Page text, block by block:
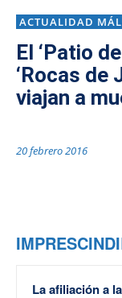
ACTUALIDAD
El ‘Patio
‘Rocas de
viajan a
20 febrero 2016
La afiliación a